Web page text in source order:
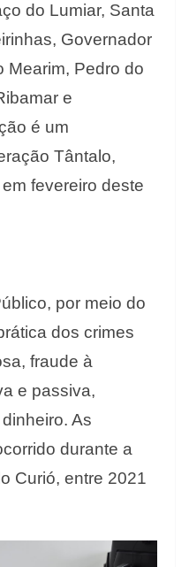
do Lumiar, Santa
Governador
Mearim, Pedro do
e
é um
Tântalo,
fevereiro deste
por meio do
dos crimes
fraude à
e passiva,
As
durante a
Curió, entre 2021